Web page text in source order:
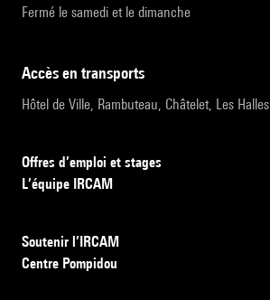
Fermé le samedi et le dimanche
accès en transports
Hôtel de Ville, Rambuteau, Châtelet, Les Halles
Offres d’emploi et stages
L’équipe IRCAM
Soutenir l’IRCAM
Centre Pompidou